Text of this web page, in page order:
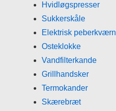
Hvidløgspresser
Sukkerskåle
Elektrisk peberkværn
Osteklokke
Vandfilterkande
Grillhandsker
Termokander
Skærebræt